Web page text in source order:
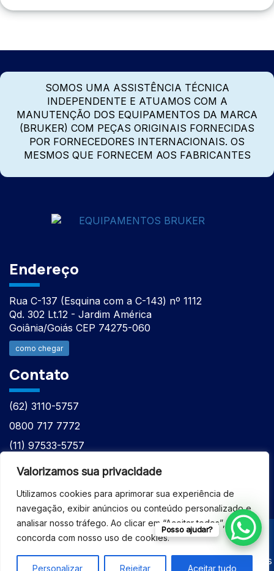
Valorizamos sua privacidade
Utilizamos cookies para aprimorar sua experiência de
navegação, exibir anúncios ou conteúdo personalizado e
analisar nosso tráfego. Ao clicar em “Aceitar todos”, você
concorda com nosso uso de cookies.
Personalizar Rejeitar Aceitar tudo
SOMOS UMA ASSISTÊNCIA TÉCNICA
INDEPENDENTE E ATUAMOS COM A
MANUTENÇÃO DOS EQUIPAMENTOS DA MARCA
(BRUKER) COM PEÇAS ORIGINAIS FORNECIDAS
POR FORNECEDORES INTERNACIONAIS. OS
MESMOS QUE FORNECEM AOS FABRICANTES
Endereço
Rua C-137 (Esquina com a C-143) nº 1112
Qd. 302 Lt.12 - Jardim América
Goiânia/Goiás CEP 74275-060
como chegar
Contato
(62) 3110-5757
0800 717 7772
(11) 97533-5757
(62) 98610-7777
© 2026 - ASSISTÊNCIA TÉCNICA ESPECIALIZADA
EQUIPAMENTOS BRUKER - Todos os direitos reservados
Posso ajudar?